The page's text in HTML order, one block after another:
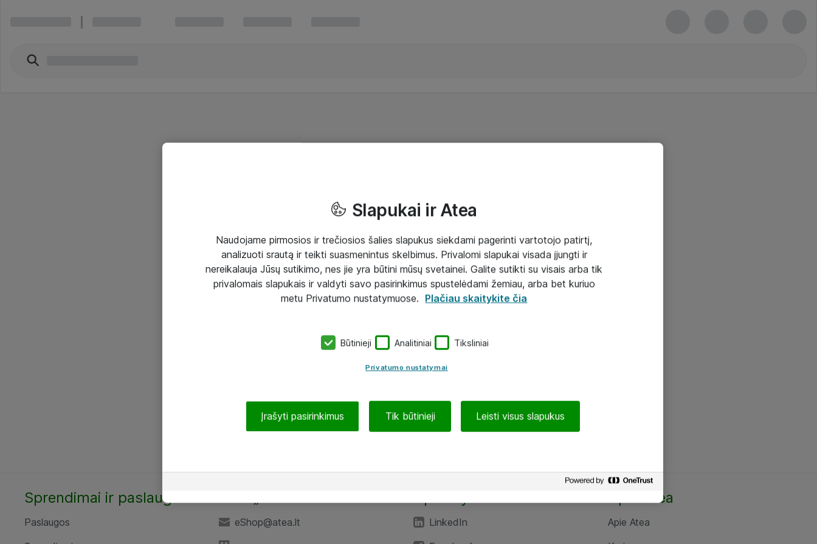
Sprendimai ir paslaugos
Paslaugos
eShop@atea.lt
LinkedIn
Apie Atea
Apie Atea
Slapukai ir Atea
Naudojame pirmosios ir trečiosios šalies slapukus siekdami pagerinti vartotojo patirtį,
analizuoti srautą ir teikti suasmenintus skelbimus. Privalomi slapukai visada įjungti ir
nereikalauja Jūsų sutikimo, nes jie yra būtini mūsų svetainei. Galite sutikti su visais arba tik
privalomais slapukais ir valdyti savo pasirinkimus spustelėdami žemiau, arba bet kuriuo
metu Privatumo nustatymuose. Plačiau skaitykite čia
Būtinieji Analitiniai Tiksliniai
Privatumo nustatymai
Įrašyti pasirinkimus Tik būtinieji Leisti visus slapukus